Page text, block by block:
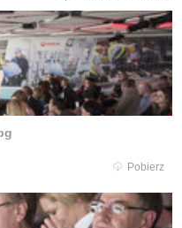
Pobierz